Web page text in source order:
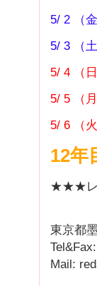
5/ 2 （
5/ 3 （
5/ 4 （
5/ 5 （
5/ 6 （
12年
★★★レ
東京都
Mail: